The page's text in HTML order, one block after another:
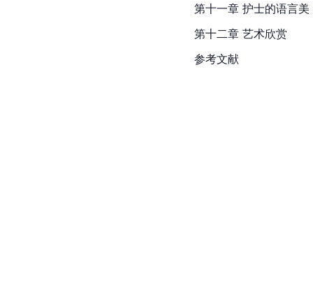
第十一章 护士的语言美
第十二章 艺术欣赏
参考文献